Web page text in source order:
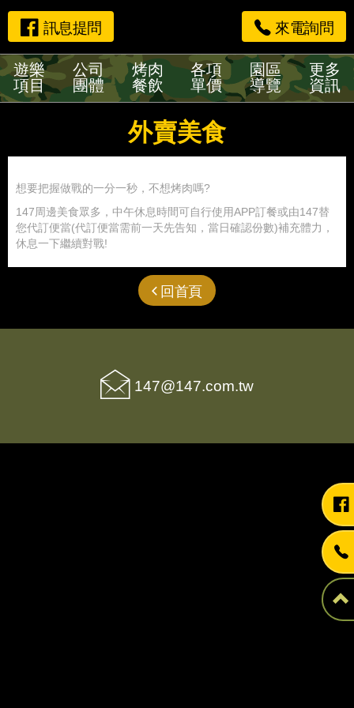
訊息提問 來電詢問
遊樂
項目
公司
團體
烤肉
餐飲
各項
單價
園區
導覽
更多
資訊
外賣美食
想要把握做戰的一分一秒，不想烤肉嗎?
147周邊美食眾多，中午休息時間可自行使用APP訂餐或由147替
您代訂便當(代訂便當需前一天先告知，當日確認份數)補充體力，
休息一下繼續對戰!
回首頁
147@147.com.tw